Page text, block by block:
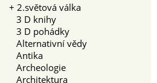
+ 2.světová válka
3 D knihy
3 D pohádky
Alternativní vědy
Antika
Archeologie
Architektura